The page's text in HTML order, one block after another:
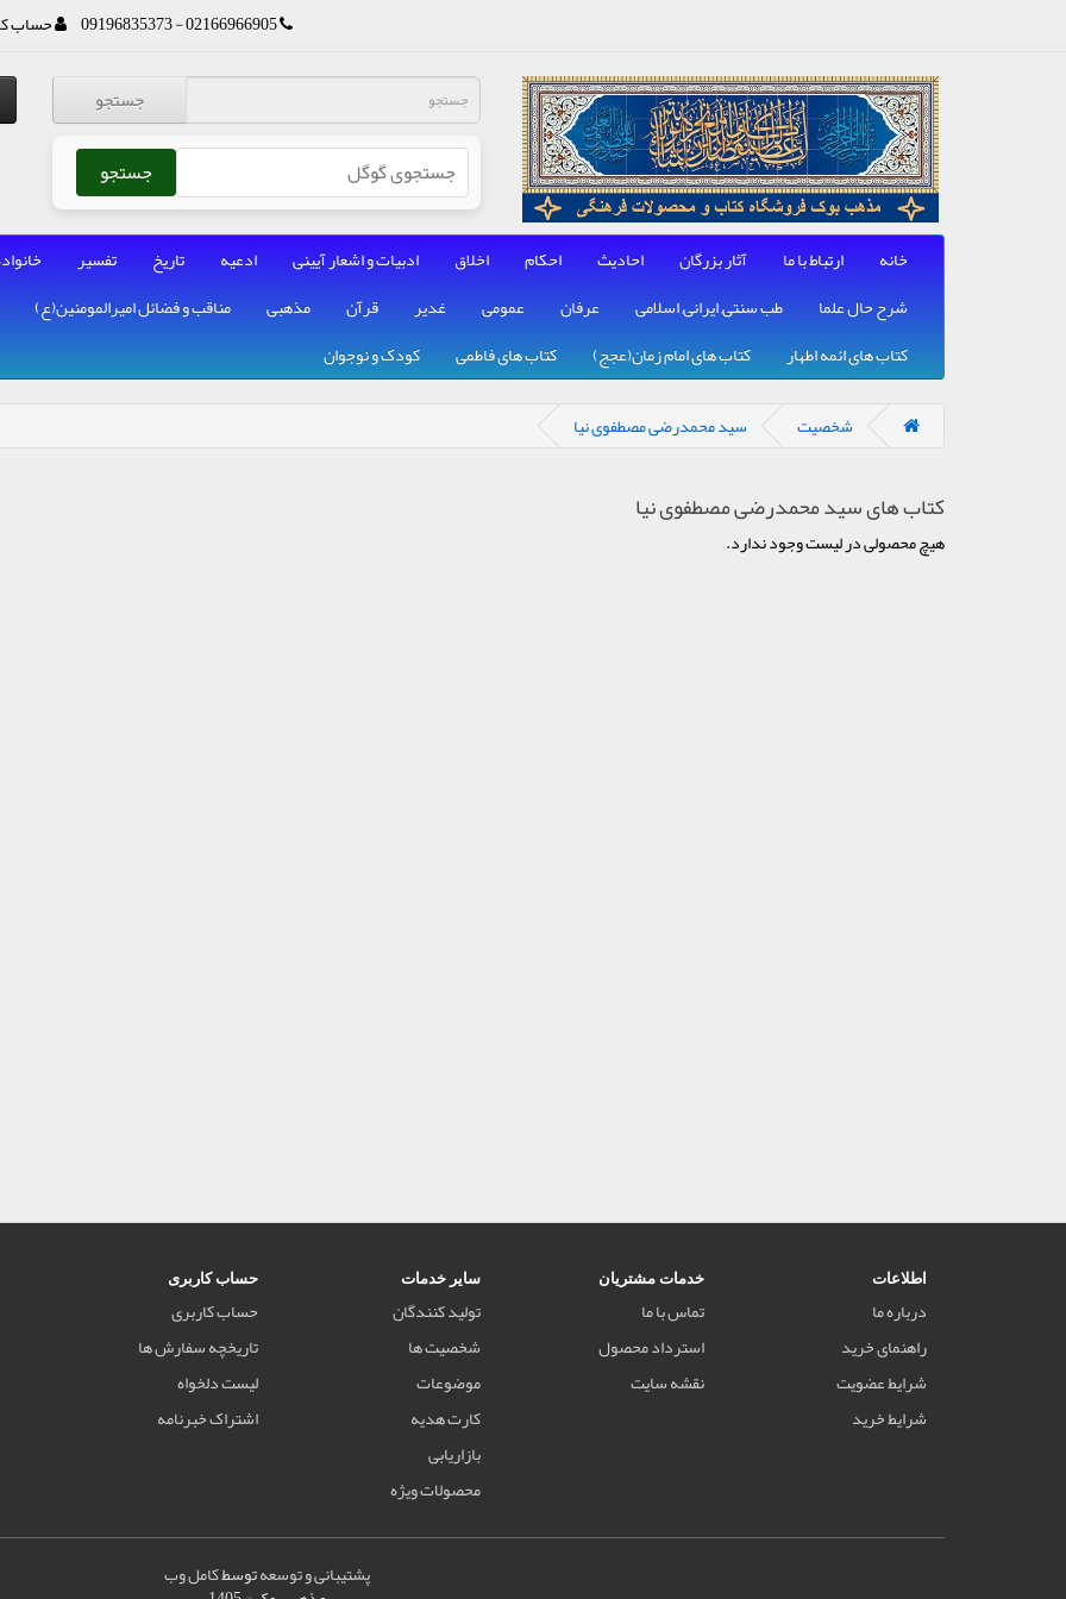
02166966905 - 09196835373 حساب
جستجو
جستجو
خانه ارتباط با ما آثار بزرگان احادیث احکام اخلاق ادبیات و اشعار آیینی ادعیه تاریخ تفسیر
شرح حال علما
طب سنتی, ایرانی, اسلامی عرفان عمومی غدیر قرآن مذهبی مناقب و فضائل امیرالمومنین(ع)
کتاب های ائمه اطهار
کتاب های امام زمان(عجج) کتاب های فاطمی کودک و نوجوان
شخصیت سید محمدرضی مصطفوی نیا
کتاب های سید محمدرضی مصطفوی نیا
هیچ محصولی در لیست وجود ندارد.
اطلاعات
درباره ما
راهنمای خرید
شرایط عضویت
شرایط خرید
خدمات مشتریان
تماس با ما
استرداد محصول
نقشه سایت
سایر خدمات
تولید کنندگان
شخصیت ها
موضوعات
کارت هدیه
بازاریابی
محصولات ویژه
حساب کاربری
حساب کاربری
تاریخچه سفارش ها
لیست دلخواه
اشتراک خبرنامه
پشتیبانی و توسعهتوسطکامل وب